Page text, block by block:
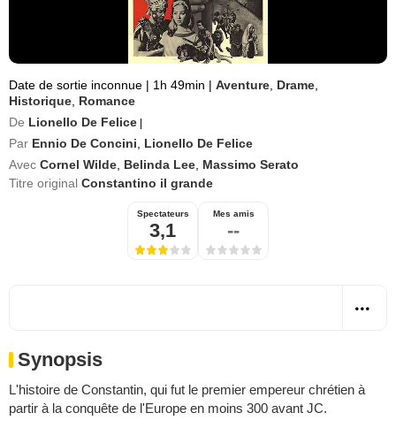
Date de sortie inconnue | 1h 49min | Aventure Drame
Historique Romance
De Lionello De Felice
Par Ennio De Concini
Lionello De Felice
Avec Cornel Wilde Belinda Lee Massimo Serato
Titre original Constantino il grande
Spectateurs
3,1
Mes amis
--
Synopsis
L'histoire de Constantin, qui fut le premier empereur chrétien à
partir à la conquête de l'Europe en moins 300 avant JC.